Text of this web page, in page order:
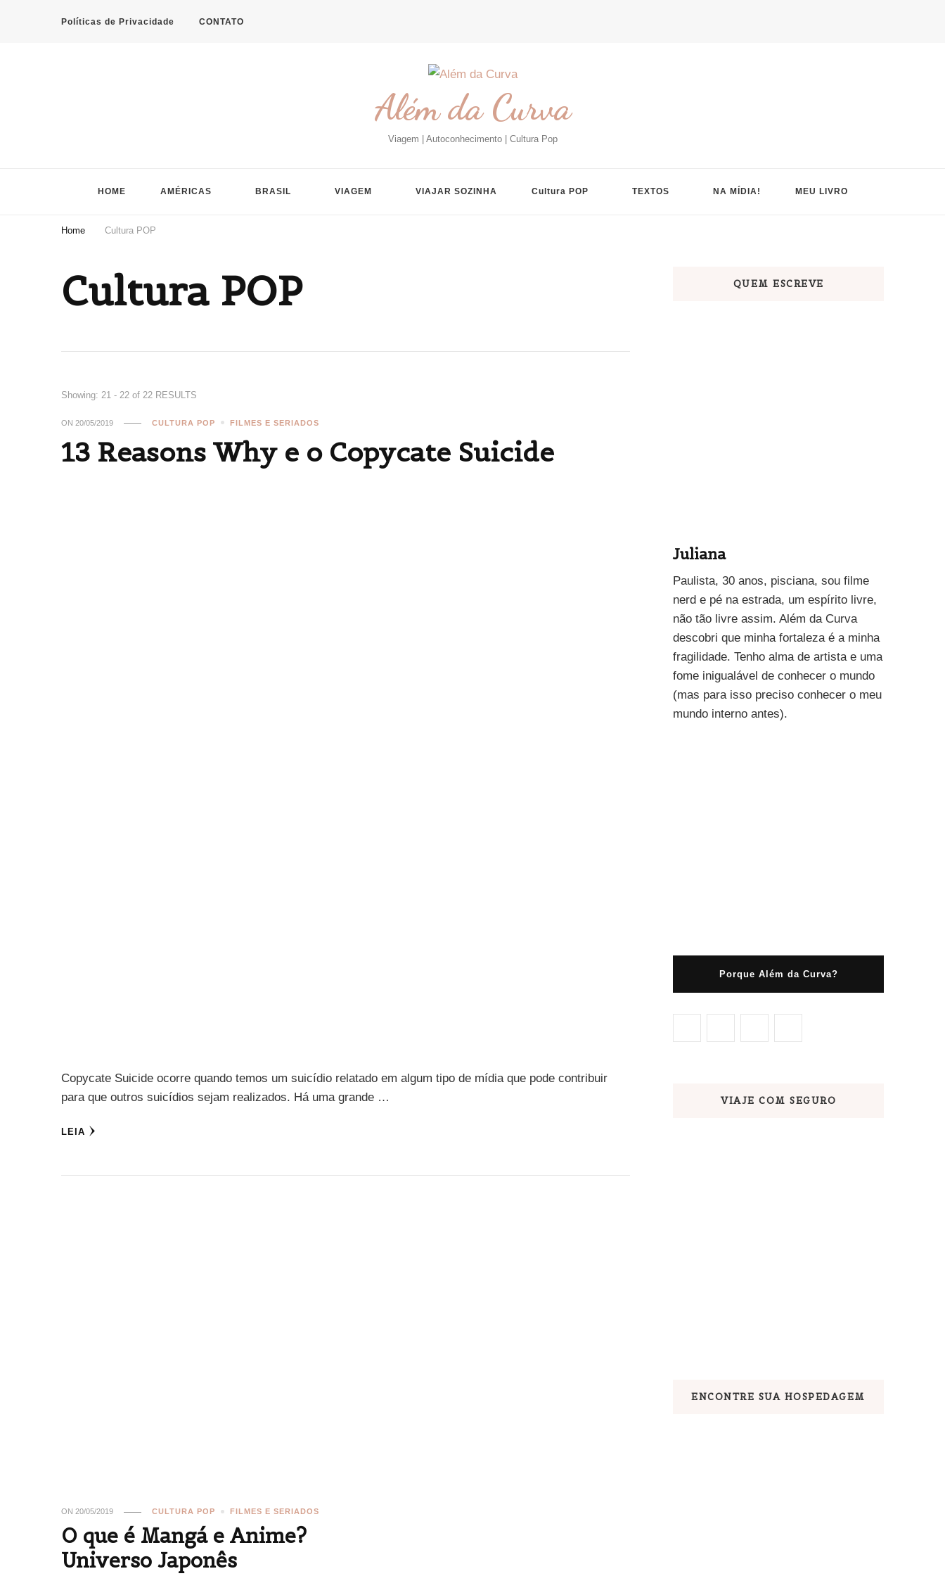
Políticas de Privacidade CONTATO
Além da Curva
Viagem | Autoconhecimento | Cultura Pop
HOME AMÉRICAS BRASIL VIAGEM VIAJAR SOZINHA Cultura POP TEXTOS NA MÍDIA! MEU LIVRO
Home Cultura POP
Cultura POP
Showing: 21 - 22 of 22 RESULTS
ON20/05/2019 CULTURA POP FILMES E SERIADOS
13 Reasons Why e o Copycate Suicide
Copycate Suicide ocorre quando temos um suicídio relatado em algum tipo de mídia que pode contribuir
para que outros suicídios sejam realizados. Há uma grande …
LEIA
ON20/05/2019 CULTURA POP FILMES E SERIADOS
O que é Mangá e Anime?
Universo Japonês
QUEM ESCREVE
Juliana
Paulista, 30 anos, pisciana, sou filme
nerd e pé na estrada, um espírito livre,
não tão livre assim. Além da Curva
descobri que minha fortaleza é a minha
fragilidade. Tenho alma de artista e uma
fome inigualável de conhecer o mundo
(mas para isso preciso conhecer o meu
mundo interno antes).
Porque Além da Curva?
VIAJE COM SEGURO
ENCONTRE SUA HOSPEDAGEM